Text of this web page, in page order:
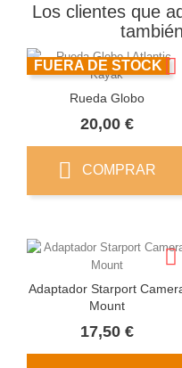
Los clientes que
FUERA DE STOCK
Rueda Globo
20,00 €Precio
COMPRAR
Adaptador Starport
Mount
17,50 €Precio